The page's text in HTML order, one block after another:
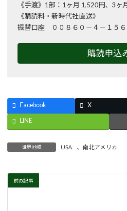
《手渡》1部：1ヶ月 1,520円、3ヶ
《購読料・新時代社直送》
振替口座 ００８６０－４－１５
購読申込
Facebook X
LINE
世界地域 USA 、 南北アメリカ
前の記事